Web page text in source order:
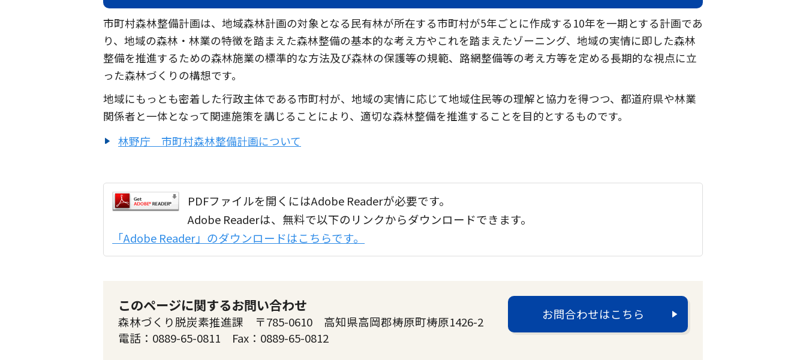
市町村森林整備計画は、地域森林計画の対象となる民有林が所在する市町村が5年ごとに作成する10年を一期とする計画であ
り、地域の森林・林業の特徴を踏まえた森林整備の基本的な考え方やこれを踏まえたゾーニング、地域の実情に即した森林
整備を推進するための森林施業の標準的な方法及び森林の保護等の規範、路網整備等の考え方等を定める長期的な視点に立
った森林づくりの構想です。
地域にもっとも密着した行政主体である市町村が、地域の実情に応じて地域住民等の理解と協力を得つつ、都道府県や林業
関係者と一体となって関連施策を講じることにより、適切な森林整備を推進することを目的とするものです。
林野庁 市町村森林整備計画について
PDFファイルを開くにはAdobe Readerが必要です。
Adobe Readerは、無料で以下のリンクからダウンロードできます。
「Adobe Reader」のダウンロードはこちらです。
このページに関するお問い合わせ
森林づくり脱炭素推進課 〒785-0610 高知県高岡郡梼原町梼原1426-2
電話：0889-65-0811 Fax：0889-65-0812
お問合わせはこちら